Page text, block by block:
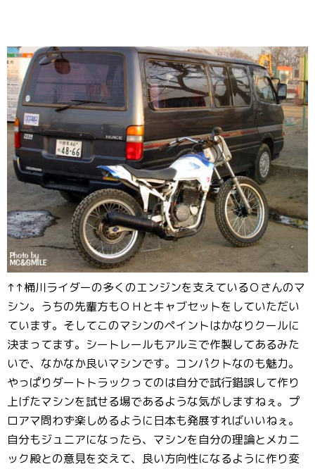
↑↑桶川ライダーの多くのエンジンを支えているＯさんのマ
シン。うちの先輩方もＯＨとキャブセットをしていただい
ています。そしてこのマシンのペイントはかなりクールに
決まってます。シートレールもアルミで作製してあるみた
いで、なかなか良いマシンです。コンパクトなのも魅力。
やっぱりダートトラックってのは自分で試行錯誤して作り
上げたマシンを試せる場であるような気がしますねぇ。プ
ロアマ問わず楽しめるように日本も発展すればいいねぇ。
自分もジュニアになったら、マシンを自分の理論とメカニ
ック殿との意見を交えて、良い方向性になるように作り変